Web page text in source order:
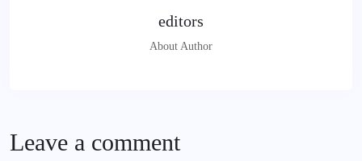
editors
About Author
Leave a comment